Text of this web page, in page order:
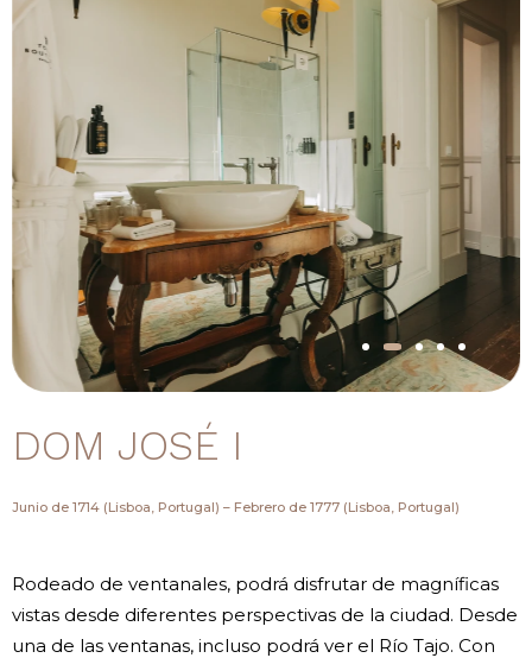
DOM JOSÉ I
Junio de 1714 (Lisboa, Portugal) – Febrero de 1777 (Lisboa, Portugal)
Rodeado de ventanales, podrá disfrutar de magníficas
vistas desde diferentes perspectivas de la ciudad. Desde
una de las ventanas, incluso podrá ver el Río Tajo. Con